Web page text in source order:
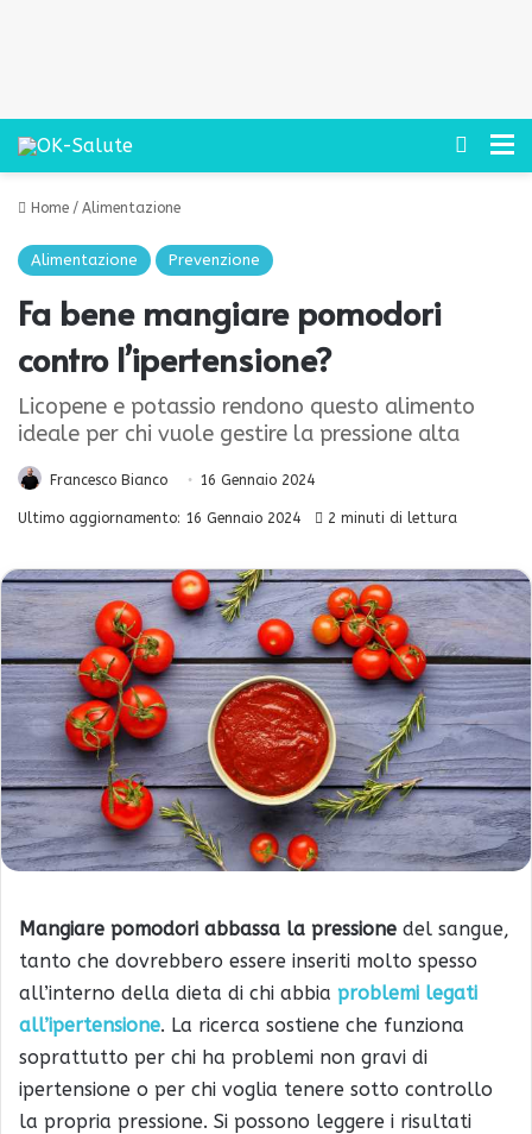
Cerca
Home / Alimentazione
Alimentazione Prevenzione
Fa bene mangiare pomodori
contro l’ipertensione?
Licopene e potassio rendono questo alimento
ideale per chi vuole gestire la pressione alta
Francesco Bianco 16 Gennaio 2024
Ultimo aggiornamento: 16 Gennaio 2024 2 minuti di lettura
Mangiare pomodori abbassa la pressione del sangue,
tanto che dovrebbero essere inseriti molto spesso
all’interno della dieta di chi abbia problemi legati
all’ipertensione. La ricerca sostiene che funziona
soprattutto per chi ha problemi non gravi di
ipertensione o per chi voglia tenere sotto controllo
la propria pressione. Si possono leggere i risultati